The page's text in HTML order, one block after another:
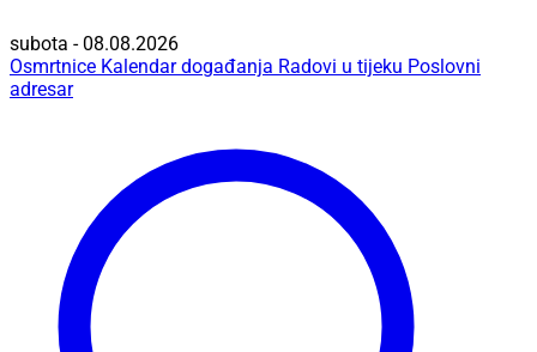
subota - 08.08.2026
Osmrtnice Kalendar događanja Radovi u tijeku Poslovni
adresar